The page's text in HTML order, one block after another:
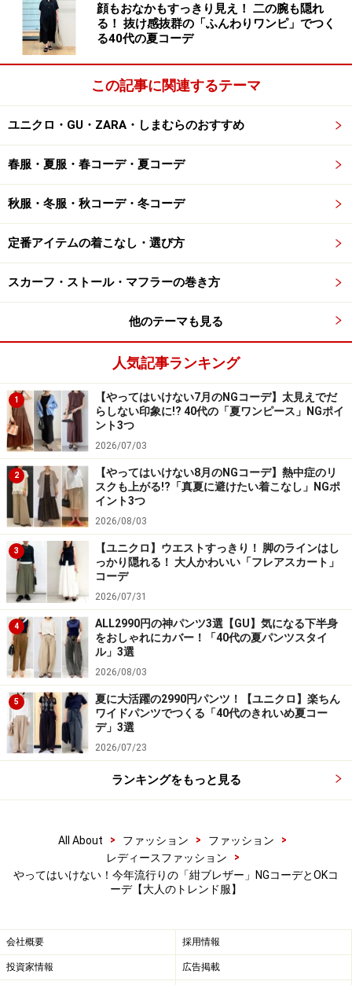
サバにならず、今年らしい印象に仕上がります。
2. 全身が王道のトラッドテイストだと少し
堅い印象に
「紺ブレ」は長い歴史を持つ王道のトラッドアイテム。
ですが、例えばジャストサイズのボタンダウンシャツや
ケーブルニット、ローファーやチノパンツなど、同じよ
のは要注意。今は抜け感のあるおしゃれが旬なのに、
「昔の定番コーデ」を思わせるような、どこか堅い印象
に見えてしまうかも……。
■OKコーデにするには
【OKコーデ】カラーパンツなどを自由に合わせてこなれ感
アップ 出典：WEAR
「紺ブレ」は長く愛されている定番のトラッドアイテム
だからこそ、合わせるアイテムは、今っぽいトレンドの
ものやフェミニンなもの、カジュアルなものなどをミッ
クスして。今年らしさがプラスされるのでおすすめで
す。
写真
は色鮮やかなセンタープレス入りのカラーパンツ
に、足元には甲の部分がのぞく女性らしいヒール、イン
ナーにはカットソーを合わせ、きちんと感のあるバッグ
で全体を引き締めたコーディネート。スタイリッシュで
軽やかな印象に仕上がっています。
3. 半端丈のタイトスカートは制服のように
見えてしまうかも
「紺ブレ」の発祥の地はイギリスで、海軍や大学のユニ
顔もおなかもすっきり見え！ 二の腕も隠れ
る！ 抜け感抜群の「ふんわりワンピ」でつく
る40代の夏コーデ
この記事に関連するテーマ
ユニクロ・GU・ZARA・しまむらのおすすめ
春服・夏服・春コーデ・夏コーデ
秋服・冬服・秋コーデ・冬コーデ
定番アイテムの着こなし・選び方
スカーフ・ストール・マフラーの巻き方
他のテーマも見る
人気記事ランキング
1
【やってはいけない7月のNGコーデ】太見えでだ
らしない印象に!? 40代の「夏ワンピース」NGポイ
ント3つ
2026/07/03
2
【やってはいけない8月のNGコーデ】熱中症のリ
スクも上がる!?「真夏に避けたい着こなし」NGポ
イント3つ
2026/08/03
3
【ユニクロ】ウエストすっきり！ 脚のラインはし
っかり隠れる！ 大人かわいい「フレアスカート」
コーデ
2026/07/31
4
ALL2990円の神パンツ3選【GU】気になる下半身
をおしゃれにカバー！「40代の夏パンツスタイ
ル」3選
2026/08/03
5
夏に大活躍の2990円パンツ！【ユニクロ】楽ちん
ワイドパンツでつくる「40代のきれいめ夏コー
デ」3選
2026/07/23
ランキングをもっと見る
All About > ファッション > ファッション
>
レディースファッション
>
やってはいけない！今年流行りの「紺ブレザー」NGコーデとOKコ
ーデ【大人のトレンド服】
会社概要 採用情報
投資家情報 広告掲載